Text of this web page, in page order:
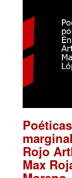
Rojo
Max